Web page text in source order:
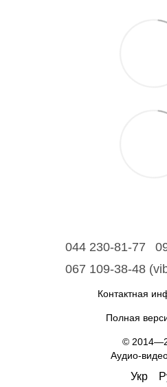
044 230-81-77
067 109-38-48
Контактная
Полная
©
Аудио-
Укр